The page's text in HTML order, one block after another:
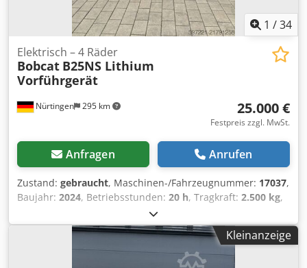
1 /34
Nürtingen 295 km
Elektrisch – 4 Räder
Bobcat B25NS Lithium
Vorführgerät
25.000 €
Festpreis zzgl. MwSt.
Anfragen Anrufen
Zustand: gebraucht, Maschinen-/Fahrzeugnummer: 17037,
Baujahr: 2024, Betriebsstunden: 20 h, Tragkraft: 2.500 kg,
, Freihub:
Lastschwerpunkt:500 mm, Kraftstofftyp:elektrisch,
, Bauhöhe:2.180 mm, Batteriespannung:
1.200 mm , Vorderreifengröße:
Kleinanzeige